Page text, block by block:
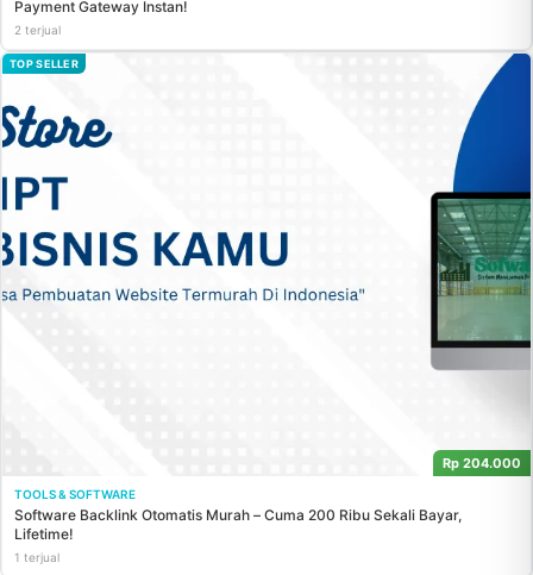
Payment Gateway Instan!
2 terjual
TOP SELLER
Rp 204.000
TOOLS & SOFTWARE
Software Backlink Otomatis Murah – Cuma 200 Ribu Sekali Bayar,
Lifetime!
1 terjual